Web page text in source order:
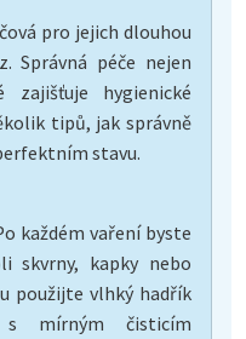
pro jejich dlouhou
Správná péče nejen
zajišťuje hygienické
tipů, jak správně
stavu.
každém vaření byste
skvrny, kapky nebo
použijte vlhký hadřík
s mírným čisticím